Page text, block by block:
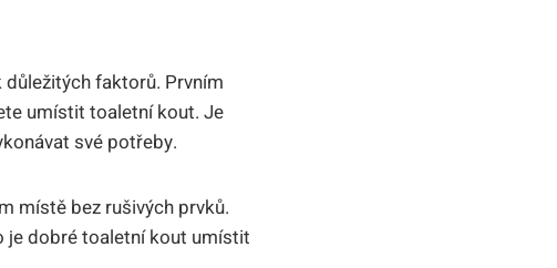
faktorů. ⁤Prvním
umístit⁣ toaletní kout. Je
své potřeby.
místě bez rušivých prvků.​
je dobré toaletní kout umístit